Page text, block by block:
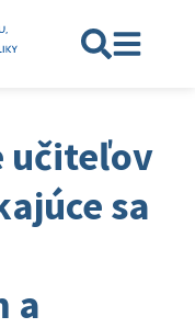
učiteľov
sa
a